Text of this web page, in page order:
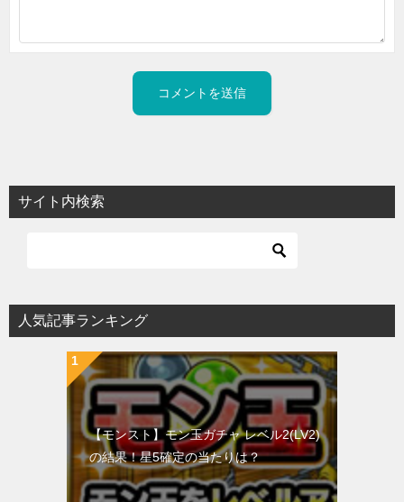
サイト内検索
人気記事ランキング
【モンスト】モン玉ガチャ レベル2(LV2)
の結果！星5確定の当たりは？